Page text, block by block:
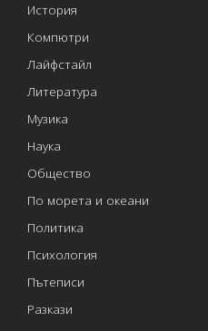
История
Компютри
Лайфстайл
Литература
Музика
Наука
Общество
По морета и океани
Политика
Психология
Пътеписи
Разкази